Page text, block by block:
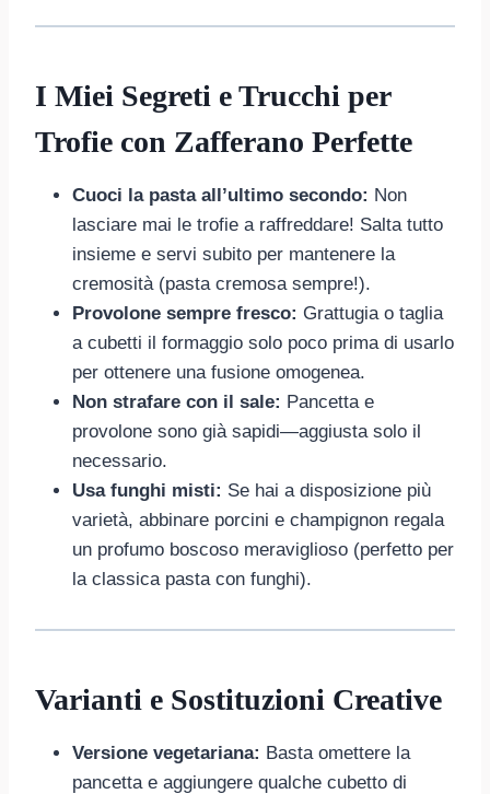
I Miei Segreti e Trucchi per
Trofie con Zafferano Perfette
Cuoci la pasta all’ultimo secondo: Non
lasciare mai le trofie a raffreddare! Salta tutto
insieme e servi subito per mantenere la
cremosità (pasta cremosa sempre!).
Provolone sempre fresco: Grattugia o taglia
a cubetti il formaggio solo poco prima di usarlo
per ottenere una fusione omogenea.
Non strafare con il sale: Pancetta e
provolone sono già sapidi—aggiusta solo il
necessario.
Usa funghi misti: Se hai a disposizione più
varietà, abbinare porcini e champignon regala
un profumo boscoso meraviglioso (perfetto per
la classica pasta con funghi).
Varianti e Sostituzioni Creative
Versione vegetariana: Basta omettere la
pancetta e aggiungere qualche cubetto di